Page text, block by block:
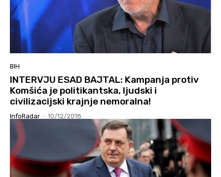
BIH
INTERVJU ESAD BAJTAL: Kampanja protiv
Komšića je politikantska, ljudski i
civilizacijski krajnje nemoralna!
InfoRadar - 10/12/2018